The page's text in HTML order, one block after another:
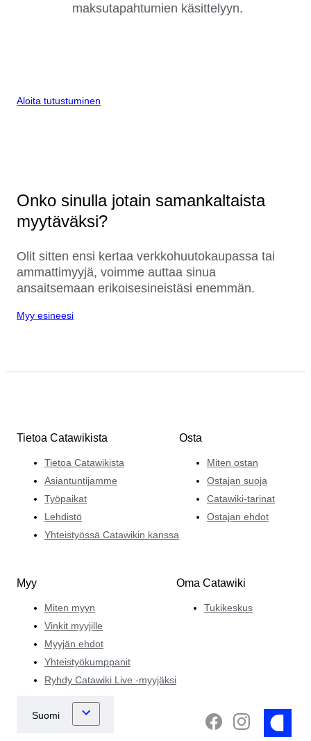
maksutapahtumien käsittelyyn.
Aloita tutustuminen
Onko sinulla jotain samankaltaista
myytäväksi?
Olit sitten ensi kertaa verkkohuutokaupassa tai
ammattimyyjä, voimme auttaa sinua
ansaitsemaan erikoisesineistäsi enemmän.
Myy esineesi
Tietoa Catawikista
Tietoa Catawikista
Asiantuntijamme
Työpaikat
Lehdistö
Yhteistyössä Catawikin kanssa
Osta
Miten ostan
Ostajan suoja
Catawiki-tarinat
Ostajan ehdot
Myy
Miten myyn
Vinkit myyjille
Myyjän ehdot
Yhteistyökumppanit
Ryhdy Catawiki Live -myyjäksi
Oma Catawiki
Tukikeskus